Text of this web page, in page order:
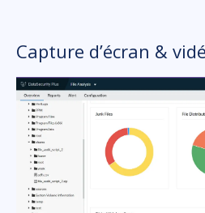
Capture d’écran &